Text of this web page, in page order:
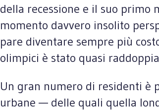
della recessione e il suo primo
momento davvero insolito
pare diventare sempre più
olimpici è stato quasi
Un gran numero di residenti è
urbane — delle quali quella